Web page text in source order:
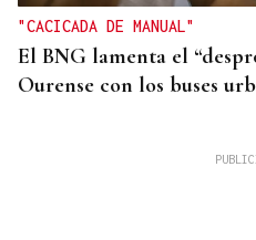
"CACICADA DE MANUAL"
El BNG lamenta el
Ourense con los buses